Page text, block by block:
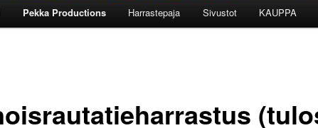
Pekka Productions Harrastepaja Sivustot KAUPPA